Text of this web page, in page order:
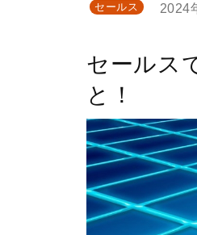
セールス 2024
セールス
と！